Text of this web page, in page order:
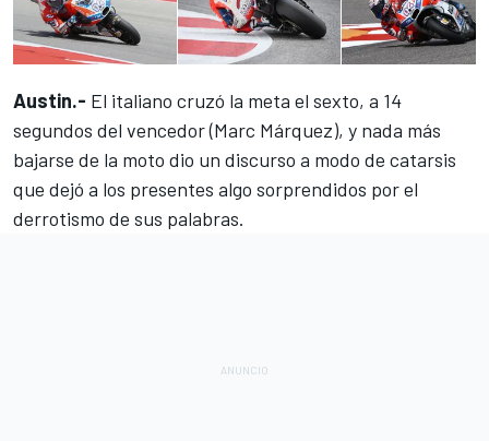
Austin.- El italiano cruzó la meta el sexto, a 14
segundos del vencedor (Marc Márquez), y nada más
bajarse de la moto dio un discurso a modo de catarsis
que dejó a los presentes algo sorprendidos por el
derrotismo de sus palabras.